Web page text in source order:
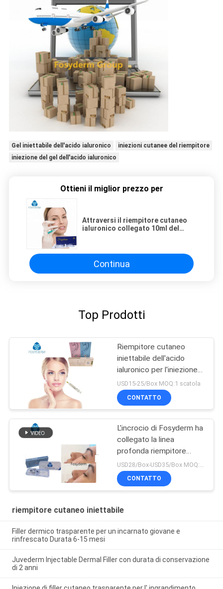
Gel iniettabile dell'acido ialuronico
iniezioni cutanee del riempitore
iniezione del gel dell'acido ialuronico
Ottieni il miglior prezzo per
Attraversi il riempitore cutaneo
ialuronico collegato 10ml del
Continua
Top Prodotti
Riempitore cutaneo
iniettabile dell'acido
ialuronico per l'iniezione
antinvecchiamento
USD15-25/Box MOQ:1 scatola
CONTATTO
L'incrocio di Fosyderm ha
collegato la linea
profonda riempitore
cutaneo del riempitore
2ml per Nose Up
CONTATTO
riempitore cutaneo iniettabile
Filler dermico trasparente per un incarnato giovane e
rinfrescato Durata 6-15 mesi
Juvederm Injectable Dermal Filler con durata di conservazione
di 2 anni